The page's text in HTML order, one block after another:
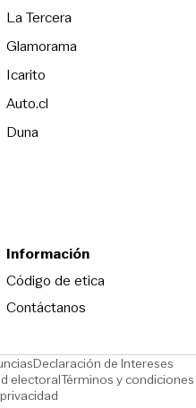
La TerceraOpens in new
Glamorama
Icarito
Auto.cl
DunaOpens in new window
Información
Código de eticaOpens in new
Contáctanos
Opens in new window
Declaración de Intereses
electoralOpens in new window
Términos y condiciones